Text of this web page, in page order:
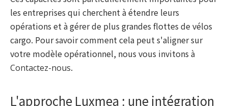
les entreprises qui cherchent à étendre leurs
opérations et à gérer de plus grandes flottes de vélos
cargo. Pour savoir comment cela peut s'aligner sur
votre modèle opérationnel, nous vous invitons à
Contactez-nous.
L'approche Luxmea : une intégration